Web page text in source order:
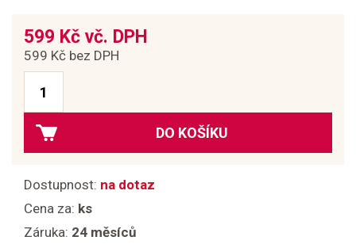
599 Kč vč. DPH
599 Kč bez DPH
DO KOŠÍKU
Dostupnost: na dotaz
Cena za: ks
Záruka: 24 měsíců